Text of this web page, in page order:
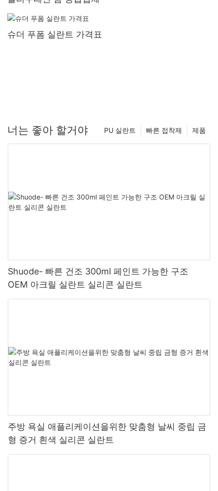
슈더 푸폼 실란트 가격표
너는 좋아 할거야 제품
빠른 접착제
PU 실란트
Shuode- 빠른 건조 300ml 페인트 가능한 구조
OEM 아크릴 실란트 실리콘 실란트
주방 욕실 애플리케이션을위한 맞춤형 날씨 중립 금
형 증거 흰색 실리콘 실란트